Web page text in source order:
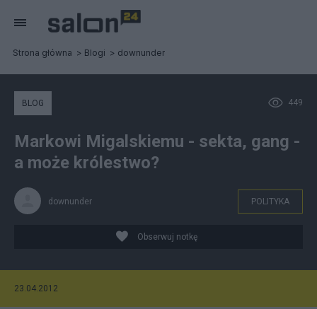
Strona główna Blogi downunder
449
BLOG
Markowi Migalskiemu - sekta, gang -
a może królestwo?
downunder POLITYKA
Obserwuj notkę
23.04.2012